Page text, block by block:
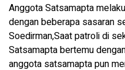
Anggota Satsamapta
dengan beberapa sasaran
Soedirman,Saat patroli di
Satsamapta bertemu
anggota satsamapta pun